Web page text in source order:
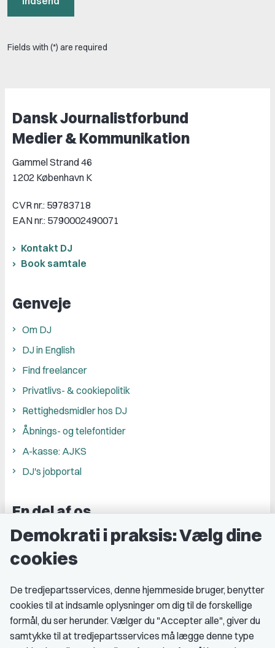
Fields with (*) are required
Dansk Journalistforbund
Medier & Kommunikation
Gammel Strand 46
1202 København K
CVR nr.: 59783718
EAN nr.: 5790002490071
Kontakt DJ
Book samtale
Genveje
Om DJ
DJ in English
Find freelancer
Privatlivs- & cookiepolitik
Rettighedsmidler hos DJ
Åbnings- og telefontider
A-kasse: AJKS
DJ's jobportal
En del af os
Grupper og kredse
Studenterorganisationer
Medlemskab
Fordele som medlem
Demokrati i praksis: Vælg dine
cookies
De tredjepartsservices, denne hjemmeside bruger, benytter
cookies til at indsamle oplysninger om dig til de forskellige
formål, du ser herunder. Vælger du "Accepter alle", giver du
samtykke til at tredjepartsservices må lægge denne type